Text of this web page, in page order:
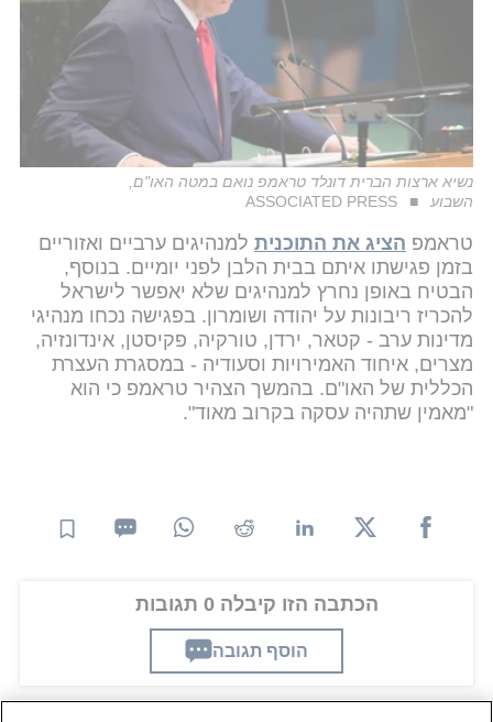
נשיא ארצות הברית דונלד טראמפ נואם במטה האו"ם,
השבוע
ASSOCIATED PRESS
טראמפ הציג את התוכנית למנהיגים ערביים ואזוריים
בזמן פגישתו איתם בבית הלבן לפני יומיים. בנוסף,
הבטיח באופן נחרץ למנהיגים שלא יאפשר לישראל
להכריז ריבונות על יהודה ושומרון. בפגישה נכחו מנהיגי
מדינות ערב - קטאר, ירדן, טורקיה, פקיסטן, אינדונזיה,
מצרים, איחוד האמירויות וסעודיה - במסגרת העצרת
הכללית של האו"ם. בהמשך הצהיר טראמפ כי הוא
"מאמין שתהיה עסקה בקרוב מאוד".
הכתבה הזו קיבלה 0 תגובות
הוסף תגובה